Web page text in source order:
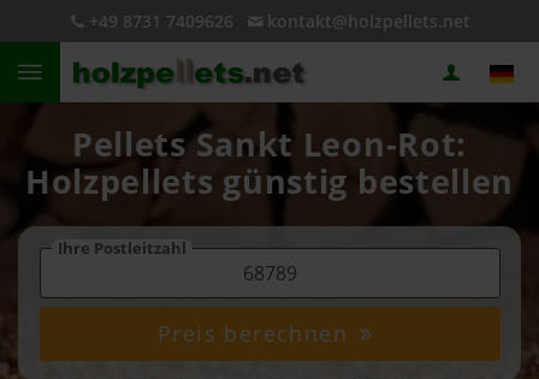
+49 8731 7409626 kontakt@holzpellets.net
Pellets Sankt Leon-Rot:
Holzpellets günstig bestellen
Ihre Postleitzahl
Preis berechnen